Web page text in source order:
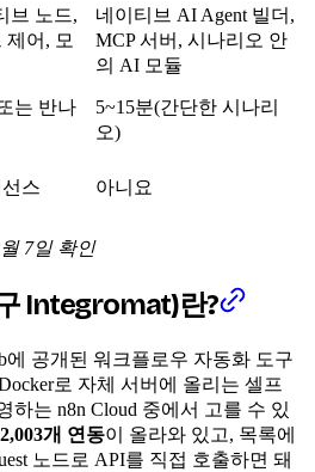
브 노드,
제어, 모
네이티브 AI Agent 빌더,
MCP 서버, 시나리오 안
의 AI 모듈
는 반나
5~15분(간단한 시나리
오)
스 아니요
월 7일 확인
Integromat)란?
에 공개된 워크플로우 자동화 도구
로 자체 서버에 올리는 셀프
하는 n8n Cloud 중에서 고를 수 있
2,003개 연동이 올라와 있고, 목록에
노드로 API를 직접 호출하면 돼